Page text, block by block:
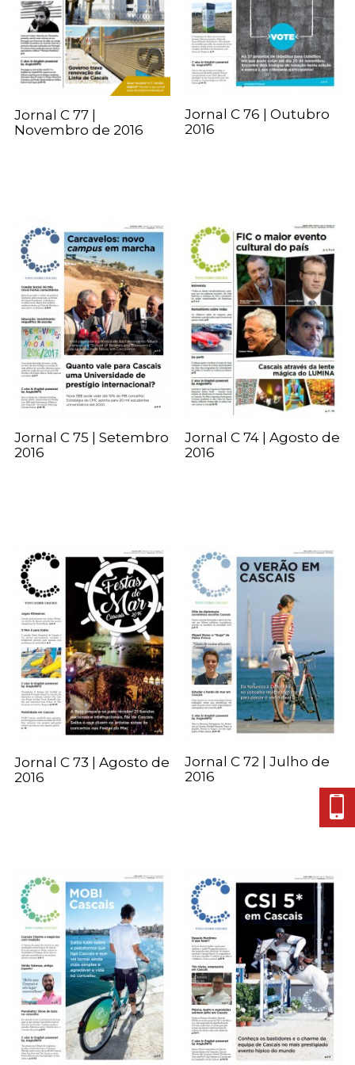
Jornal C 77 |
Novembro de 2016
Jornal C 76 | Outubro
2016
Jornal C 75 | Setembro
2016
Jornal C 74 | Agosto de
2016
Jornal C 73 | Agosto de
2016
Jornal C 72 | Julho de
2016